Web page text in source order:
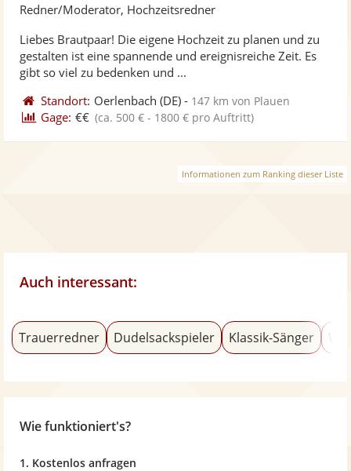
Redner/Moderator, Hochzeitsredner
Liebes Brautpaar! Die eigene Hochzeit zu planen und zu
gestalten ist eine spannende und ereignisreiche Zeit. Es
gibt so viel zu bedenken und ...
Standort: Oerlenbach (DE) - 147 km von Plauen
Gage: €€ (ca. 500 € - 1800 € pro Auftritt)
Informationen zum Ranking dieser Liste
Auch interessant:
Trauerredner Dudelsackspieler Klassik-Sänger
Wie funktioniert's?
1. Kostenlos anfragen